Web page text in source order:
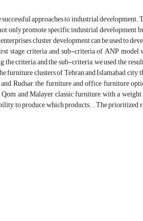
approaches to industrial
only promote specific industrial development
cluster development can be used to
criteria and sub-criteria of ANP model
criteria and the sub-criteria, we used the
furniture clusters of Tehran and Islamabad
Rudsar, the furniture and office furniture
and Malayer classic furniture with a
to produce which products. . The prioritized